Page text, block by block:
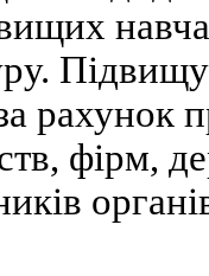
рахунок
фірм,